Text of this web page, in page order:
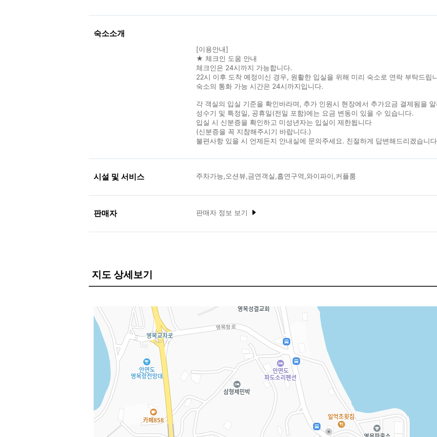
숙소소개
[이용안내]
★ 체크인 도움 안내
체크인은 24시까지 가능합니다.
22시 이후 도착 예정이신 경우, 원활한 입실을 위해 미리 숙소로 연락 부탁드립
숙소의 통화 가능 시간은 24시까지입니다.
각 객실의 입실 기준을 확인바라며, 추가 인원시 현장에서 추가요금 결제됨을
성수기 및 특정일, 공휴일(전일 포함)에는 요금 변동이 있을 수 있습니다.
입실 시 신분증을 확인하고 미성년자는 입실이 제한됩니다
(신분증을 꼭 지참해주시기 바랍니다.)
불편사항 있을 시 언제든지 안내실에 문의주세요. 친절하게 답변해드리겠습니
시설 및 서비스 주차가능,오션뷰,금연객실,흡연구역,와이파이,커플룸
판매자 판매자 정보 보기
지도 상세보기